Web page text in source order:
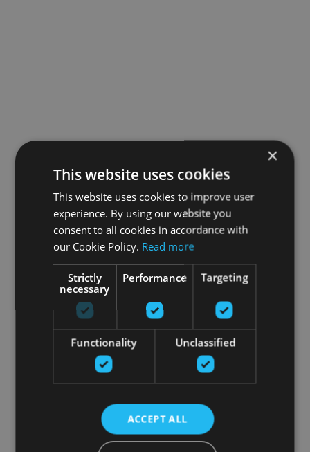
×
This website uses cookies
This website uses cookies to improve user
experience. By using our website you
consent to all cookies in accordance with
our Cookie Policy. Read more
Strictly
necessary
Performance Targeting
Functionality Unclassified
ACCEPT ALL